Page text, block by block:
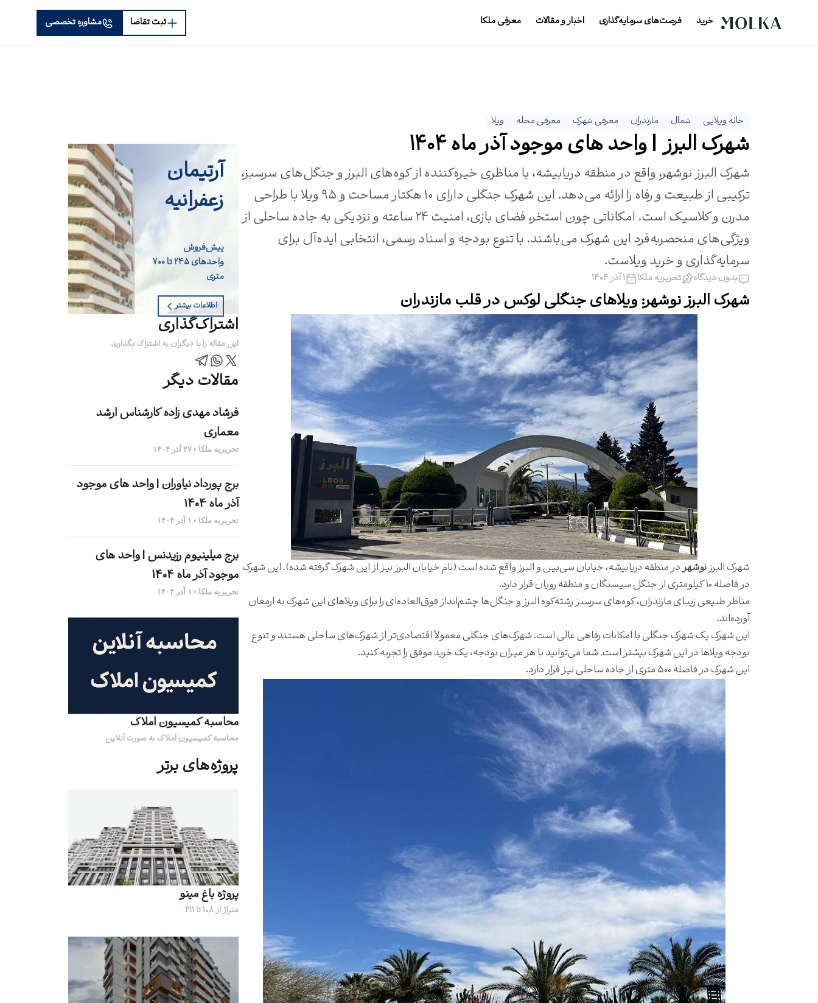
خرید فرصت‌های سرمایه‌گذاری اخبار و مقالات معرفی ملکا ثبت تقاضا مشاوره تخصصی
خانه ویلایی شمال مازندران معرفی شهرک معرفی محله ویلا
شهرک البرز | واحد های موجود آذر ماه 1404
شهرک البرز نوشهر، واقع در منطقه دریابیشه، با مناظری خیره‌کننده از کوه‌های البرز و جنگل‌های سرسبز،
ترکیبی از طبیعت و رفاه را ارائه می‌دهد. این شهرک جنگلی دارای ۱۰ هکتار مساحت و ۹۵ ویلا با طراحی
مدرن و کلاسیک است. امکاناتی چون استخر، فضای بازی، امنیت ۲۴ ساعته و نزدیکی به جاده ساحلی از
ویژگی‌های منحصر‌به‌فرد این شهرک می‌باشند. با تنوع بودجه و اسناد رسمی، انتخابی ایده‌آل برای
سرمایه‌گذاری و خرید ویلاست.
بدون دیدگاه تحریریه ملکا ۱ آذر ۱۴۰۴
شهرک البرز نوشهر: ویلاهای جنگلی لوکس در قلب مازندران
شهرک البرزنوشهردر منطقه دریابیشه، خیابان سی‌بین و البرز واقع شده است (نام خیابان البرز نیز از این شهرک گرفته شده). این شهرک
در فاصله ۱۰ کیلومتری از جنگل سیسنگان و منطقه رویان قرار دارد.
مناظر طبیعی زیبای مازندران، کوه‌های سرسبز رشته‌کوه البرز و جنگل‌ها چشم‌انداز فوق‌العاده‌ای را برای ویلاهای این شهرک به ارمغان
آورده‌اند.
این شهرک یک شهرک جنگلی با امکانات رفاهی عالی است. شهرک‌های جنگلی معمولاً اقتصادی‌تر از شهرک‌های ساحلی هستند و تنوع
بودجه ویلاها در این شهرک بیشتر است. شما می‌توانید با هر میزان بودجه، یک خرید موفق را تجربه کنید.
این شهرک در فاصله ۵۰۰ متری از جاده ساحلی نیز قرار دارد.
آرتیمان
زعفرانیه
پیش‌فروش
واحد‌های ۲۴۵ تا ۷۰۰
متری
اطلاعات بیشتر
اشتراک‌گذاری
این مقاله را با دیگران به اشتراک بگذارید
مقالات دیگر
فرشاد مهدی زاده کارشناس ارشد
معماری
تحریریه ملکا • ۲۷ آذر ۱۴۰۴
برج پورداد نیاوران | واحد های موجود
آذر ماه 1404
تحریریه ملکا • ۱ آذر ۱۴۰۴
برج میلینیوم رزیدنس | واحد های
موجود آذر ماه 1404
تحریریه ملکا • ۱ آذر ۱۴۰۴
محاسبه کمیسیون املاک
محاسبه کمیسیون املاک به صورت آنلاین
پروژه‌های برتر
پروژه باغ مینو
متراژ از 108 تا 211